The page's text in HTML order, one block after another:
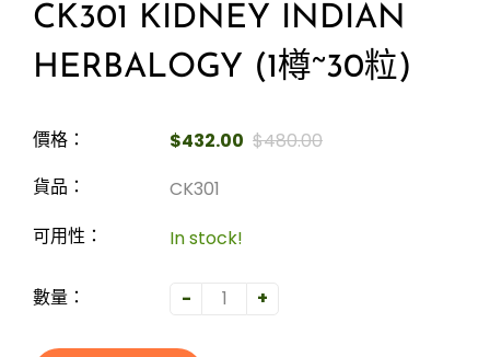
CK301 KIDNEY INDIAN
HERBALOGY (1樽~30粒)
價格： $432.00 $480.00
貨品： CK301
可用性： In stock!
數量： - +